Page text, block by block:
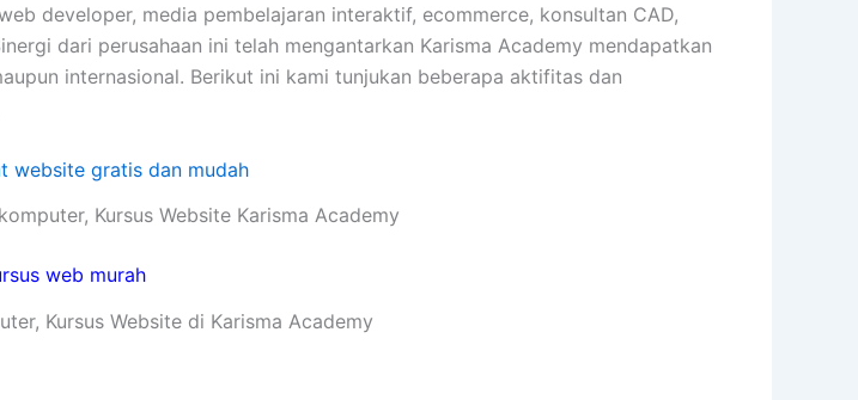
developer, media pembelajaran interaktif, ecommerce, konsultan CAD,
dari perusahaan ini telah mengantarkan Karisma Academy mendapatkan
internasional. Berikut ini kami tunjukan beberapa aktifitas dan
Kursus Website Karisma Academy
Kursus Website di Karisma Academy